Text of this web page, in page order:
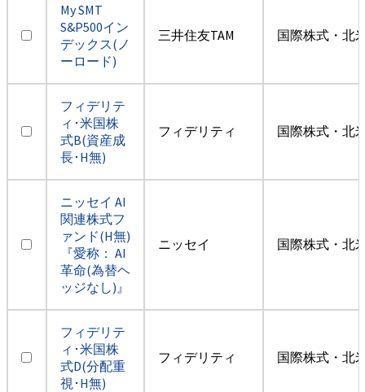
My SMT
S&P500イン
デックス(ノ
ーロード)
三井住友TAM 国際株式・北
フィデリテ
ィ･米国株
式B(資産成
長･H無)
フィデリティ 国際株式・北
ニッセイ AI
関連株式フ
ァンド(H無)
『愛称： AI
革命(為替ヘ
ッジなし)』
ニッセイ 国際株式・北
フィデリテ
ィ･米国株
式D(分配重
視･H無)
フィデリティ 国際株式・北